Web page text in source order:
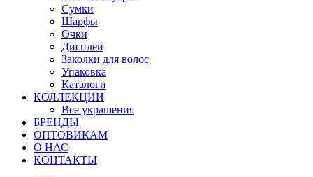
Сумки
Шарфы
Очки
Дисплеи
Заколки для волос
Упаковка
Каталоги
КОЛЛЕКЦИИ
Все украшения
БРЕНДЫ
ОПТОВИКАМ
О НАС
КОНТАКТЫ